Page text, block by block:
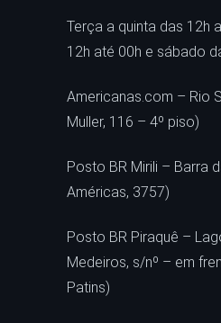
Terça a quinta das 12h
12h até 00h e sábado
Americanas.com – Rio
Muller, 116 – 4º piso)
Posto BR Mirili – Barra
Américas, 3757)
Posto BR Piraquê –
Medeiros, s/nº – em
Patins)